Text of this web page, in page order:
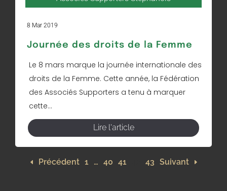
8 Mar 2019
Journée des droits de la Femme
Le 8 mars marque la journée internationale des
droits de la Femme. Cette année, la Fédération
des Associés Supporters a tenu à marquer
cette...
Lire l'article
Précédent 1 … 40 41 43 Suivant